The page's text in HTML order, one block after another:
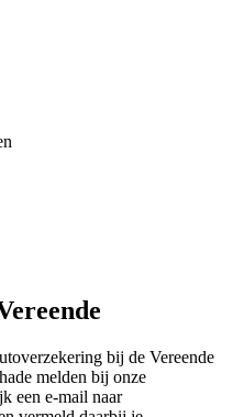
bij de Vereende
melden bij onze
een e-mail naar